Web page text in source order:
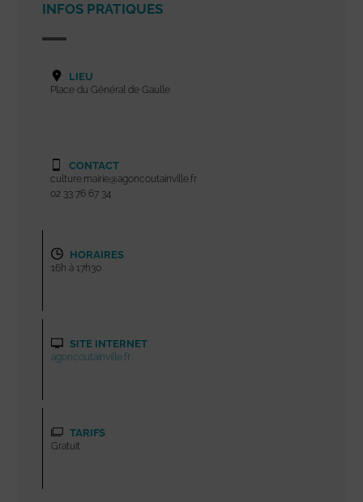
INFOS PRATIQUES
LIEU
Place du Général de Gaulle
CONTACT
culture.mairie@agoncoutainville.fr
02 33 76 67 34
HORAIRES
16h à 17h30
SITE INTERNET
agoncoutainville.fr
TARIFS
Gratuit